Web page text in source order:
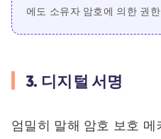
에도 소유자 암호에 의한 권
3. 디지털 서명
엄밀히 말해 암호 보호